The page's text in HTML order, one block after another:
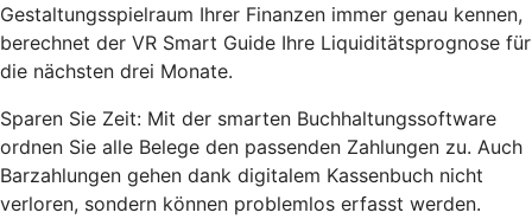
Gestaltungsspielraum Ihrer Finanzen immer genau kennen,
berechnet der VR Smart Guide Ihre Liquiditätsprognose für
die nächsten drei Monate.
Sparen Sie Zeit: Mit der smarten Buchhaltungssoftware
ordnen Sie alle Belege den passenden Zahlungen zu. Auch
Barzahlungen gehen dank digitalem Kassenbuch nicht
verloren, sondern können problemlos erfasst werden.